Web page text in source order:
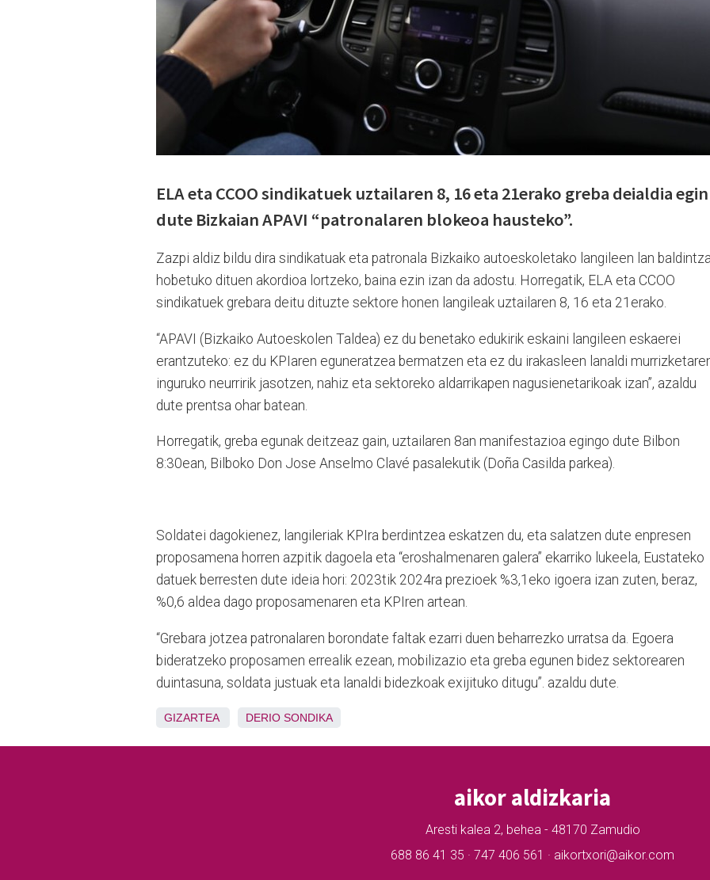
ELA eta CCOO sindikatuek uztailaren 8, 16 eta 21erako greba deialdia egin
dute Bizkaian APAVI “patronalaren blokeoa hausteko”.
Zazpi aldiz bildu dira sindikatuak eta patronala Bizkaiko autoeskoletako langileen lan
hobetuko dituen akordioa lortzeko, baina ezin izan da adostu. Horregatik, ELA eta CCOO
sindikatuek grebara deitu dituzte sektore honen langileak uztailaren 8, 16 eta 21erako.
“APAVI (Bizkaiko Autoeskolen Taldea) ez du benetako edukirik eskaini langileen eskaerei
erantzuteko: ez du KPIaren eguneratzea bermatzen eta ez du irakasleen lanaldi
inguruko neurririk jasotzen, nahiz eta sektoreko aldarrikapen nagusienetarikoak izan”, azaldu
dute prentsa ohar batean.
Horregatik, greba egunak deitzeaz gain, uztailaren 8an manifestazioa egingo dute Bilbon
8:30ean, Bilboko Don Jose Anselmo Clavé pasalekutik (Doña Casilda parkea).
Soldatei dagokienez, langileriak KPIra berdintzea eskatzen du, eta salatzen dute enpresen
proposamena horren azpitik dagoela eta “eroshalmenaren galera” ekarriko lukeela, Eustateko
datuek berresten dute ideia hori: 2023tik 2024ra prezioek %3,1eko igoera izan zuten, beraz,
%0,6 aldea dago proposamenaren eta KPIren artean.
“Grebara jotzea patronalaren borondate faltak ezarri duen beharrezko urratsa da. Egoera
bideratzeko proposamen errealik ezean, mobilizazio eta greba egunen bidez sektorearen
duintasuna, soldata justuak eta lanaldi bidezkoak exijituko ditugu”. azaldu dute.
GIZARTEA DERIO SONDIKA
aikor aldizkaria
Aresti kalea 2, behea - 48170 Zamudio
688 86 41 35 · 747 406 561 · aikortxori@aikor.com